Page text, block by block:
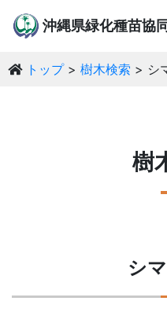
沖縄県緑化種苗協
トップ 樹木検索 シ
樹
シ